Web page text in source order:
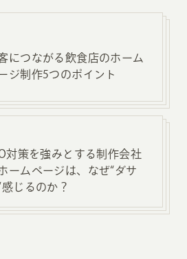
につながる飲食店のホーム
ジ制作5つのポイント
対策を強みとする制作会社
ームページは、なぜ“ダサ
感じるのか？